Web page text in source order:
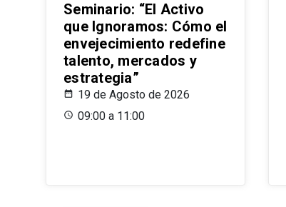
Seminario: “El Activo
que Ignoramos: Cómo el
envejecimiento redefine
talento, mercados y
estrategia”
19 de Agosto de 2026
09:00 a 11:00